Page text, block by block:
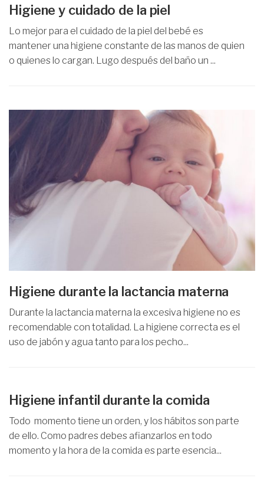
Higiene y cuidado de la piel
Lo mejor para el cuidado de la piel del bebé es
mantener una higiene constante de las manos de quien
o quienes lo cargan. Lugo después del baño un ...
Higiene durante la lactancia materna
Durante la lactancia materna la excesiva higiene no es
recomendable con totalidad. La higiene correcta es el
uso de jabón y agua tanto para los pecho...
Higiene infantil durante la comida
Todo momento tiene un orden, y los hábitos son parte
de ello. Como padres debes afianzarlos en todo
momento y la hora de la comida es parte esencia...